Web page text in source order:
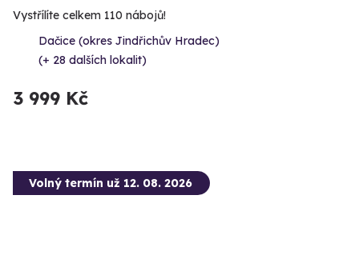
Vystřílíte celkem 110 nábojů!
Dačice (okres Jindřichův Hradec)
(+ 28 dalších lokalit)
3 999 Kč
Volný termín už 12. 08. 2026